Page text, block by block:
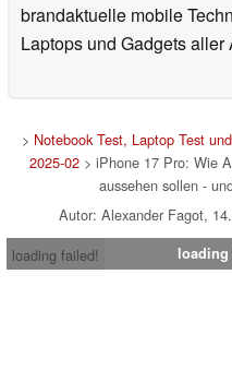
brandaktuelle mobile
Laptops und Gadgets aller
> Notebook Test, Laptop Test
2025-02 > iPhone 17 Pro: Wie
aussehen sollen -
Autor: Alexander Fagot,
loading failed!